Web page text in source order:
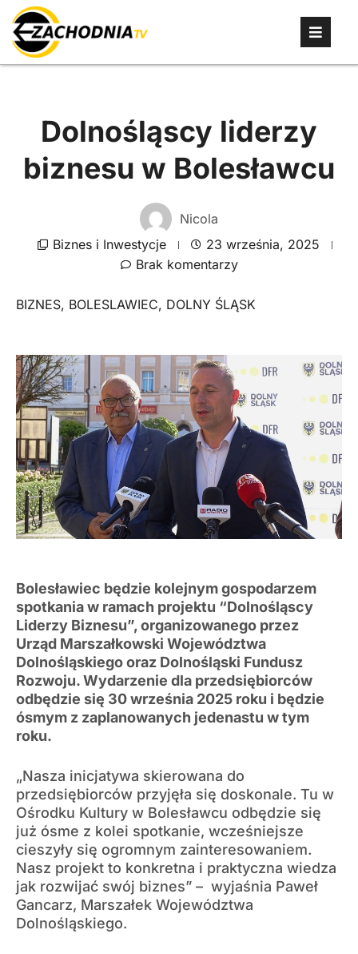
Dolnośląscy liderzy
biznesu w Bolesławcu
Nicola
Biznes i Inwestycje
23 września, 2025
Brak komentarzy
BIZNES, BOLESLAWIEC, DOLNY ŚLĄSK
Bolesławiec będzie kolejnym gospodarzem
spotkania w ramach projektu “Dolnośląscy
Liderzy Biznesu”, organizowanego przez
Urząd Marszałkowski Województwa
Dolnośląskiego oraz Dolnośląski Fundusz
Rozwoju. Wydarzenie dla przedsiębiorców
odbędzie się 30 września 2025 roku i będzie
ósmym z zaplanowanych jedenastu w tym
roku.
„Nasza inicjatywa skierowana do
przedsiębiorców przyjęła się doskonale. Tu w
Ośrodku Kultury w Bolesławcu odbędzie się
już ósme z kolei spotkanie, wcześniejsze
cieszyły się ogromnym zainteresowaniem.
Nasz projekt to konkretna i praktyczna wiedza
jak rozwijać swój biznes” – wyjaśnia Paweł
Gancarz, Marszałek Województwa
Dolnośląskiego.